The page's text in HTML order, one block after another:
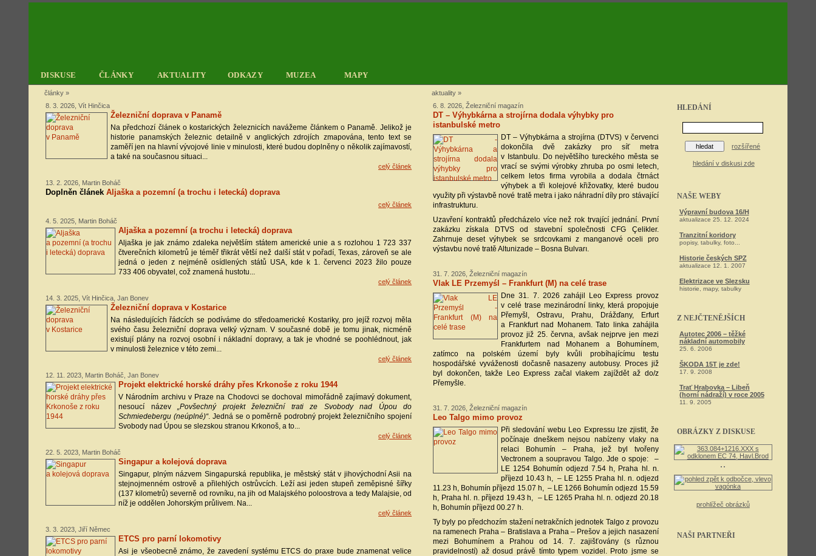
DISKUSE ČLÁNKY AKTUALITY ODKAZY MUZEA MAPY
HLEDÁNÍ
rozšířené
hledání v diskusi zde
NAŠE WEBY
Výpravní budova 16/H
aktualizace 25. 12. 2024
Tranzitní koridory
popisy, tabulky, foto...
Historie českých SPZ
aktualizace 12. 1. 2007
Elektrizace ve Slezsku
historie, mapy, tabulky
Z NEJČTENĚJŠÍCH
Autotec 2006 – těžké
nákladní automobily
25. 6. 2006
ŠKODA 15T je zde!
17. 9. 2008
Trať Hrabovka – Libeň
(horní nádraží) v roce 2005
11. 9. 2005
OBRÁZKY Z DISKUSE
prohlížeč obrázků
NAŠI PARTNEŘI
aktuality »
6. 8. 2026, Železniční magazín
DT – Výhybkárna a strojírna dodala výhybky pro
istanbulské metro
DT – Výhybkárna a strojírna (DTVS) v červenci
dokončila dvě zakázky pro síť metra
v Istanbulu. Do největšího tureckého města se
vrací se svými výrobky zhruba po osmi letech,
celkem letos firma vyrobila a dodala čtrnáct
výhybek a tři kolejové křižovatky, které budou
využity při výstavbě nové tratě metra i jako náhradní díly pro stávající
infrastrukturu.
Uzavření kontraktů předcházelo více než rok trvající jednání. První
zakázku získala DTVS od stavební společnosti CFG Çelikler.
Zahrnuje deset výhybek se srdcovkami z manganové oceli pro
výstavbu nové tratě Altunizade – Bosna Bulvarı.
31. 7. 2026, Železniční magazín
Vlak LE Przemyśl – Frankfurt (M) na celé trase
Dne 31. 7. 2026 zahájil Leo Express provoz
v celé trase mezinárodní linky, která propojuje
Přemyšl, Ostravu, Prahu, Drážďany, Erfurt
a Frankfurt nad Mohanem. Tato linka zahájila
provoz již 25. června, avšak nejprve jen mezi
Frankfurtem nad Mohanem a Bohumínem,
zatímco na polském území byly kvůli probíhajícímu testu
hospodářské vyváženosti dočasně nasazeny autobusy. Proces již
byl dokončen, takže Leo Express začal vlakem zajíždět až do/z
Přemyšle.
31. 7. 2026, Železniční magazín
Leo Talgo mimo provoz
Při sledování webu Leo Expressu lze zjistit, že
počínaje dneškem nejsou nabízeny vlaky na
relaci Bohumín – Praha, jež byl tvořeny
Vectronem a soupravou Talgo. Jde o spoje: –
LE 1254 Bohumín odjezd 7.54 h, Praha hl. n.
příjezd 10.43 h, – LE 1255 Praha hl. n. odjezd
11.23 h, Bohumín příjezd 15.07 h, – LE 1266 Bohumín odjezd 15.59
h, Praha hl. n. příjezd 19.43 h, – LE 1265 Praha hl. n. odjezd 20.18
h, Bohumín příjezd 00.27 h.
Ty byly po předchozím stažení netrakčních jednotek Talgo z provozu
na ramenech Praha – Bratislava a Praha – Prešov a jejich nasazení
mezi Bohumínem a Prahou od 14. 7. zajišťovány (s různou
pravidelností) až dosud právě tímto typem vozidel. Proto jsme se
články »
8. 3. 2026, Vít Hinčica
Železniční doprava v Panamě
Na předchozí článek o kostarických železnicích navážeme článkem o Panamě. Jelikož je
historie panamských železnic detailně v anglických zdrojích zmapována, tento text se
zaměří jen na hlavní vývojové linie v minulosti, které budou doplněny o několik zajímavostí,
a také na současnou situaci...
celý článek
13. 2. 2026, Martin Boháč
Doplněn článek Aljaška a pozemní (a trochu i letecká) doprava
celý článek
4. 5. 2025, Martin Boháč
Aljaška a pozemní (a trochu i letecká) doprava
Aljaška je jak známo zdaleka největším státem americké unie a s rozlohou 1 723 337
čtverečních kilometrů je téměř třikrát větší než další stát v pořadí, Texas, zároveň se ale
jedná o jeden z nejméně osídlených států USA, kde k 1. červenci 2023 žilo pouze
733 406 obyvatel, což znamená hustotu...
celý článek
14. 3. 2025, Vít Hinčica, Jan Bonev
Železniční doprava v Kostarice
Na následujících řádcích se podíváme do středoamerické Kostariky, pro jejíž rozvoj měla
svého času železniční doprava velký význam. V současné době je tomu jinak, nicméně
existují plány na rozvoj osobní i nákladní dopravy, a tak je vhodné se poohlédnout, jak
v minulosti železnice v této zemi...
celý článek
12. 11. 2023, Martin Boháč, Jan Bonev
Projekt elektrické horské dráhy přes Krkonoše z roku 1944
V Národním archivu v Praze na Chodovci se dochoval mimořádně zajímavý dokument,
nesoucí název„Povšechný projekt železniční trati ze Svobody nad Úpou do
Schmiedebergu (neúplné)“. Jedná se o poměrně podrobný projekt železničního spojení
Svobody nad Úpou se slezskou stranou Krkonoš, a to...
celý článek
22. 5. 2023, Martin Boháč
Singapur a kolejová doprava
Singapur, plným názvem Singapurská republika, je městský stát v jihovýchodní Asii na
stejnojmenném ostrově a přilehlých ostrůvcích. Leží asi jeden stupeň zeměpisné šířky
(137 kilometrů) severně od rovníku, na jih od Malajského poloostrova a tedy Malajsie, od
níž je oddělen Johorským průlivem. Na...
celý článek
3. 3. 2023, Jiří Němec
ETCS pro parní lokomotivy
Asi je všeobecně známo, že zavedení systému ETCS do praxe bude znamenat velice